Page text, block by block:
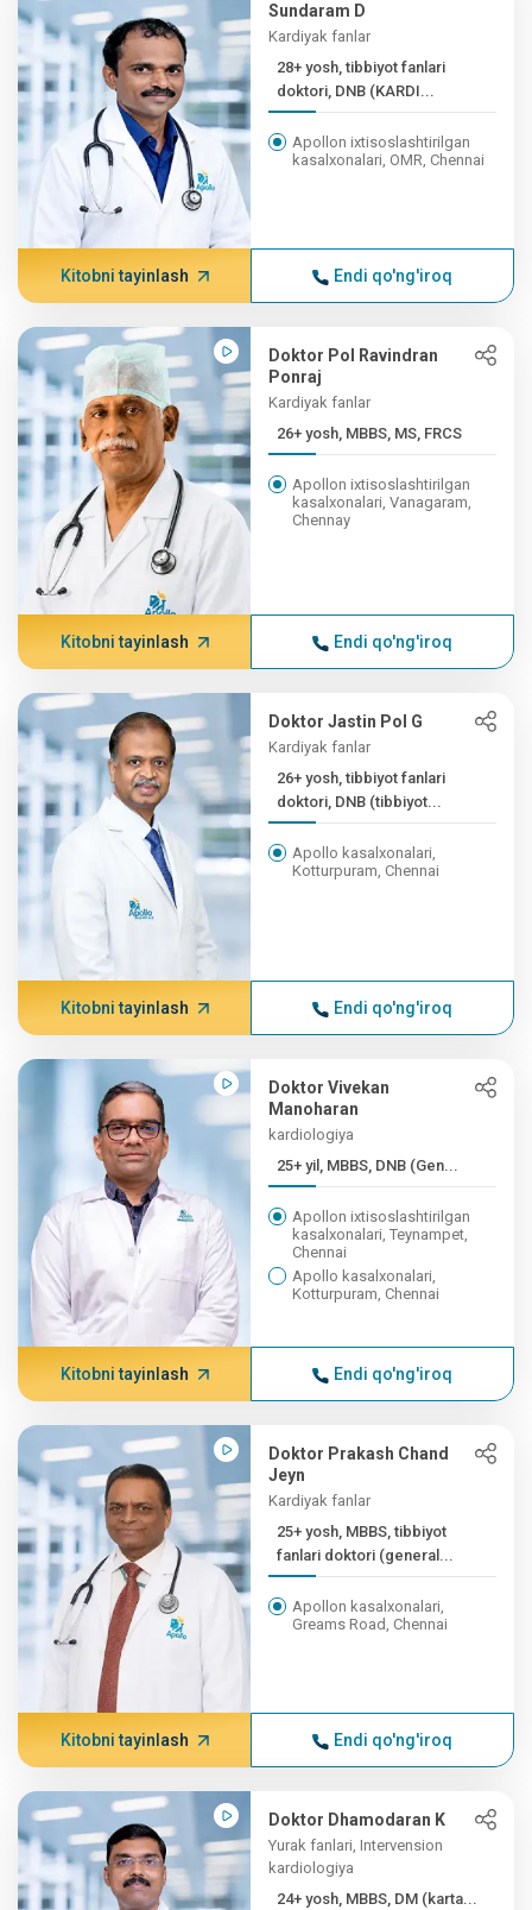
Sundaram D
Kardiyak fanlar
28+ yosh, tibbiyot fanlari
doktori, DNB (KARDI...
Apollon ixtisoslashtirilgan
kasalxonalari, OMR, Chennai
Kitobni tayinlash Endi qo'ng'iroq
Doktor Pol Ravindran
Ponraj
Kardiyak fanlar
26+ yosh, MBBS, MS, FRCS
Apollon ixtisoslashtirilgan
kasalxonalari, Vanagaram,
Chennay
Kitobni tayinlash Endi qo'ng'iroq
Doktor Jastin Pol G
Kardiyak fanlar
26+ yosh, tibbiyot fanlari
doktori, DNB (tibbiyot...
Apollo kasalxonalari,
Kotturpuram, Chennai
Kitobni tayinlash Endi qo'ng'iroq
Doktor Vivekan
Manoharan
kardiologiya
25+ yil, MBBS, DNB (Gen...
Apollon ixtisoslashtirilgan
kasalxonalari, Teynampet,
Chennai
Apollo kasalxonalari,
Kotturpuram, Chennai
Kitobni tayinlash Endi qo'ng'iroq
Doktor Prakash Chand
Jeyn
Kardiyak fanlar
25+ yosh, MBBS, tibbiyot
fanlari doktori (general...
Apollon kasalxonalari,
Greams Road, Chennai
Kitobni tayinlash Endi qo'ng'iroq
Doktor Dhamodaran K
Yurak fanlari, Intervension
kardiologiya
24+ yosh, MBBS, DM (karta...